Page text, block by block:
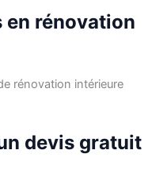
en rénovation
rénovation intérieure
devis gratuit